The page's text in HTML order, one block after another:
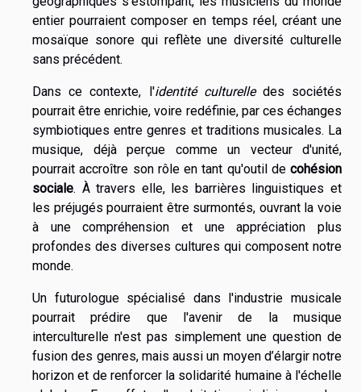
entier pourraient composer en temps réel, créant une
mosaïque sonore qui reflète une diversité culturelle
sans précédent.
Dans ce contexte, l'identité culturelledes sociétés
pourrait être enrichie, voire redéfinie, par ces échanges
symbiotiques entre genres et traditions musicales. La
musique, déjà perçue comme un vecteur d'unité,
pourrait accroître son rôle en tant qu'outil de cohésion
sociale. À travers elle, les barrières linguistiques et
les préjugés pourraient être surmontés, ouvrant la voie
à une compréhension et une appréciation plus
profondes des diverses cultures qui composent notre
monde.
Un futurologue spécialisé dans l'industrie musicale
pourrait prédire que l'avenir de la musique
interculturelle n'est pas simplement une question de
fusion des genres, mais aussi un moyen d’élargir notre
horizon et de renforcer la solidarité humaine à l'échelle